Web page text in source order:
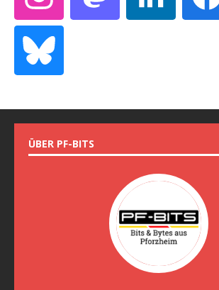
ÜBER PF-BITS